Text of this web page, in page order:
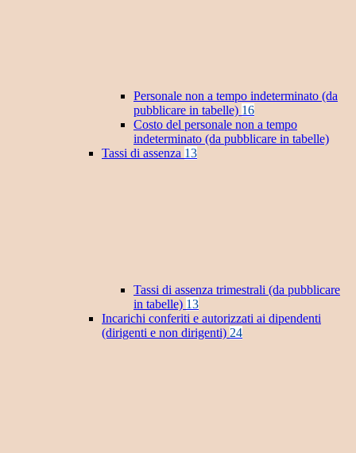
Personale non a tempo indeterminato (da
pubblicare in tabelle) 16
Costo del personale non a tempo
indeterminato (da pubblicare in tabelle)
Tassi di assenza 13
Tassi di assenza trimestrali (da pubblicare
in tabelle) 13
Incarichi conferiti e autorizzati ai dipendenti
(dirigenti e non dirigenti) 24